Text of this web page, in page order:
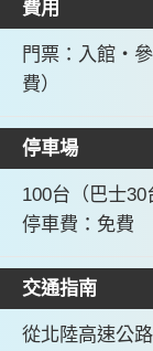
費用
門票：入館・
費）
停車場
100台（巴士30
停車費：免費
交通指南
從北陸高速公